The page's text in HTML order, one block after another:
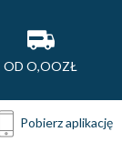
OD O,OOZŁ
Pobierz aplikację